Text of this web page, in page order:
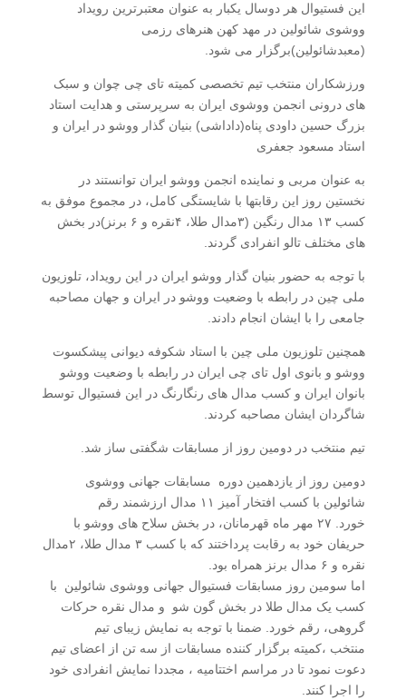
این فستیوال هر دوسال یکبار به عنوان معتبرترین رویداد
ووشوی شائولین در مهد کهن هنرهای رزمی
(معبدشائولین)برگزار می شود.
ورزشکاران منتخب تیم تخصصی کمیته تای چی چوان و سبک
های درونی انجمن ووشوی ایران به سرپرستی و هدایت استاد
بزرگ حسین داودی پناه(داداشی) بنیان گذار ووشو در ایران و
استاد مسعود جعفری
به عنوان مربی و نماینده انجمن ووشو ایران توانستند در
نخستین روز این رقابتها با شایستگی کامل، در مجموع موفق به
کسب ۱۳ مدال رنگین (۳مدال طلا، ۴نقره و ۶ برنز)در بخش
های مختلف تالو انفرادی گردند.
با توجه به حضور بنیان گذار ووشو ایران در این رویداد، تلوزیون
ملی چین در رابطه با وضعیت ووشو در ایران و جهان مصاحبه
جامعی را با ایشان انجام دادند.
همچنین تلوزیون ملی چین با استاد شکوفه دیوانی پیشکسوت
ووشو و بانوی اول تای چی ایران در رابطه با وضعیت ووشو
بانوان ایران و کسب مدال های رنگارنگ در این فستیوال توسط
شاگردان ایشان مصاحبه کردند.
تیم منتخب در دومین روز از مسابقات شگفتی ساز شد.
دومین روز از یازدهمین دوره مسابقات جهانی ووشوی
شائولین با کسب افتخار آمیز ۱۱ مدال ارزشمند رقم
خورد. ۲۷ مهر ماه قهرمانان، در بخش سلاح های ووشو با
حریفان خود به رقابت پرداختند که با کسب ۳ مدال طلا، ۲مدال
نقره و ۶ مدال برنز همراه بود.
اما سومین روز مسابقات فستیوال جهانی ووشوی شائولین با
کسب یک مدال طلا در بخش گون شو و مدال نقره حرکات
گروهی، رقم خورد. ضمنا با توجه به نمایش زیبای تیم
منتخب ،کمیته برگزار کننده مسابقات از سه تن از اعضای تیم
دعوت نمود تا در مراسم اختتامیه ، مجددا نمایش انفرادی خود
را اجرا کنند.